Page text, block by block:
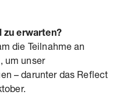
zu erwarten?
die Teilnahme an
um unser
– darunter das Reflect